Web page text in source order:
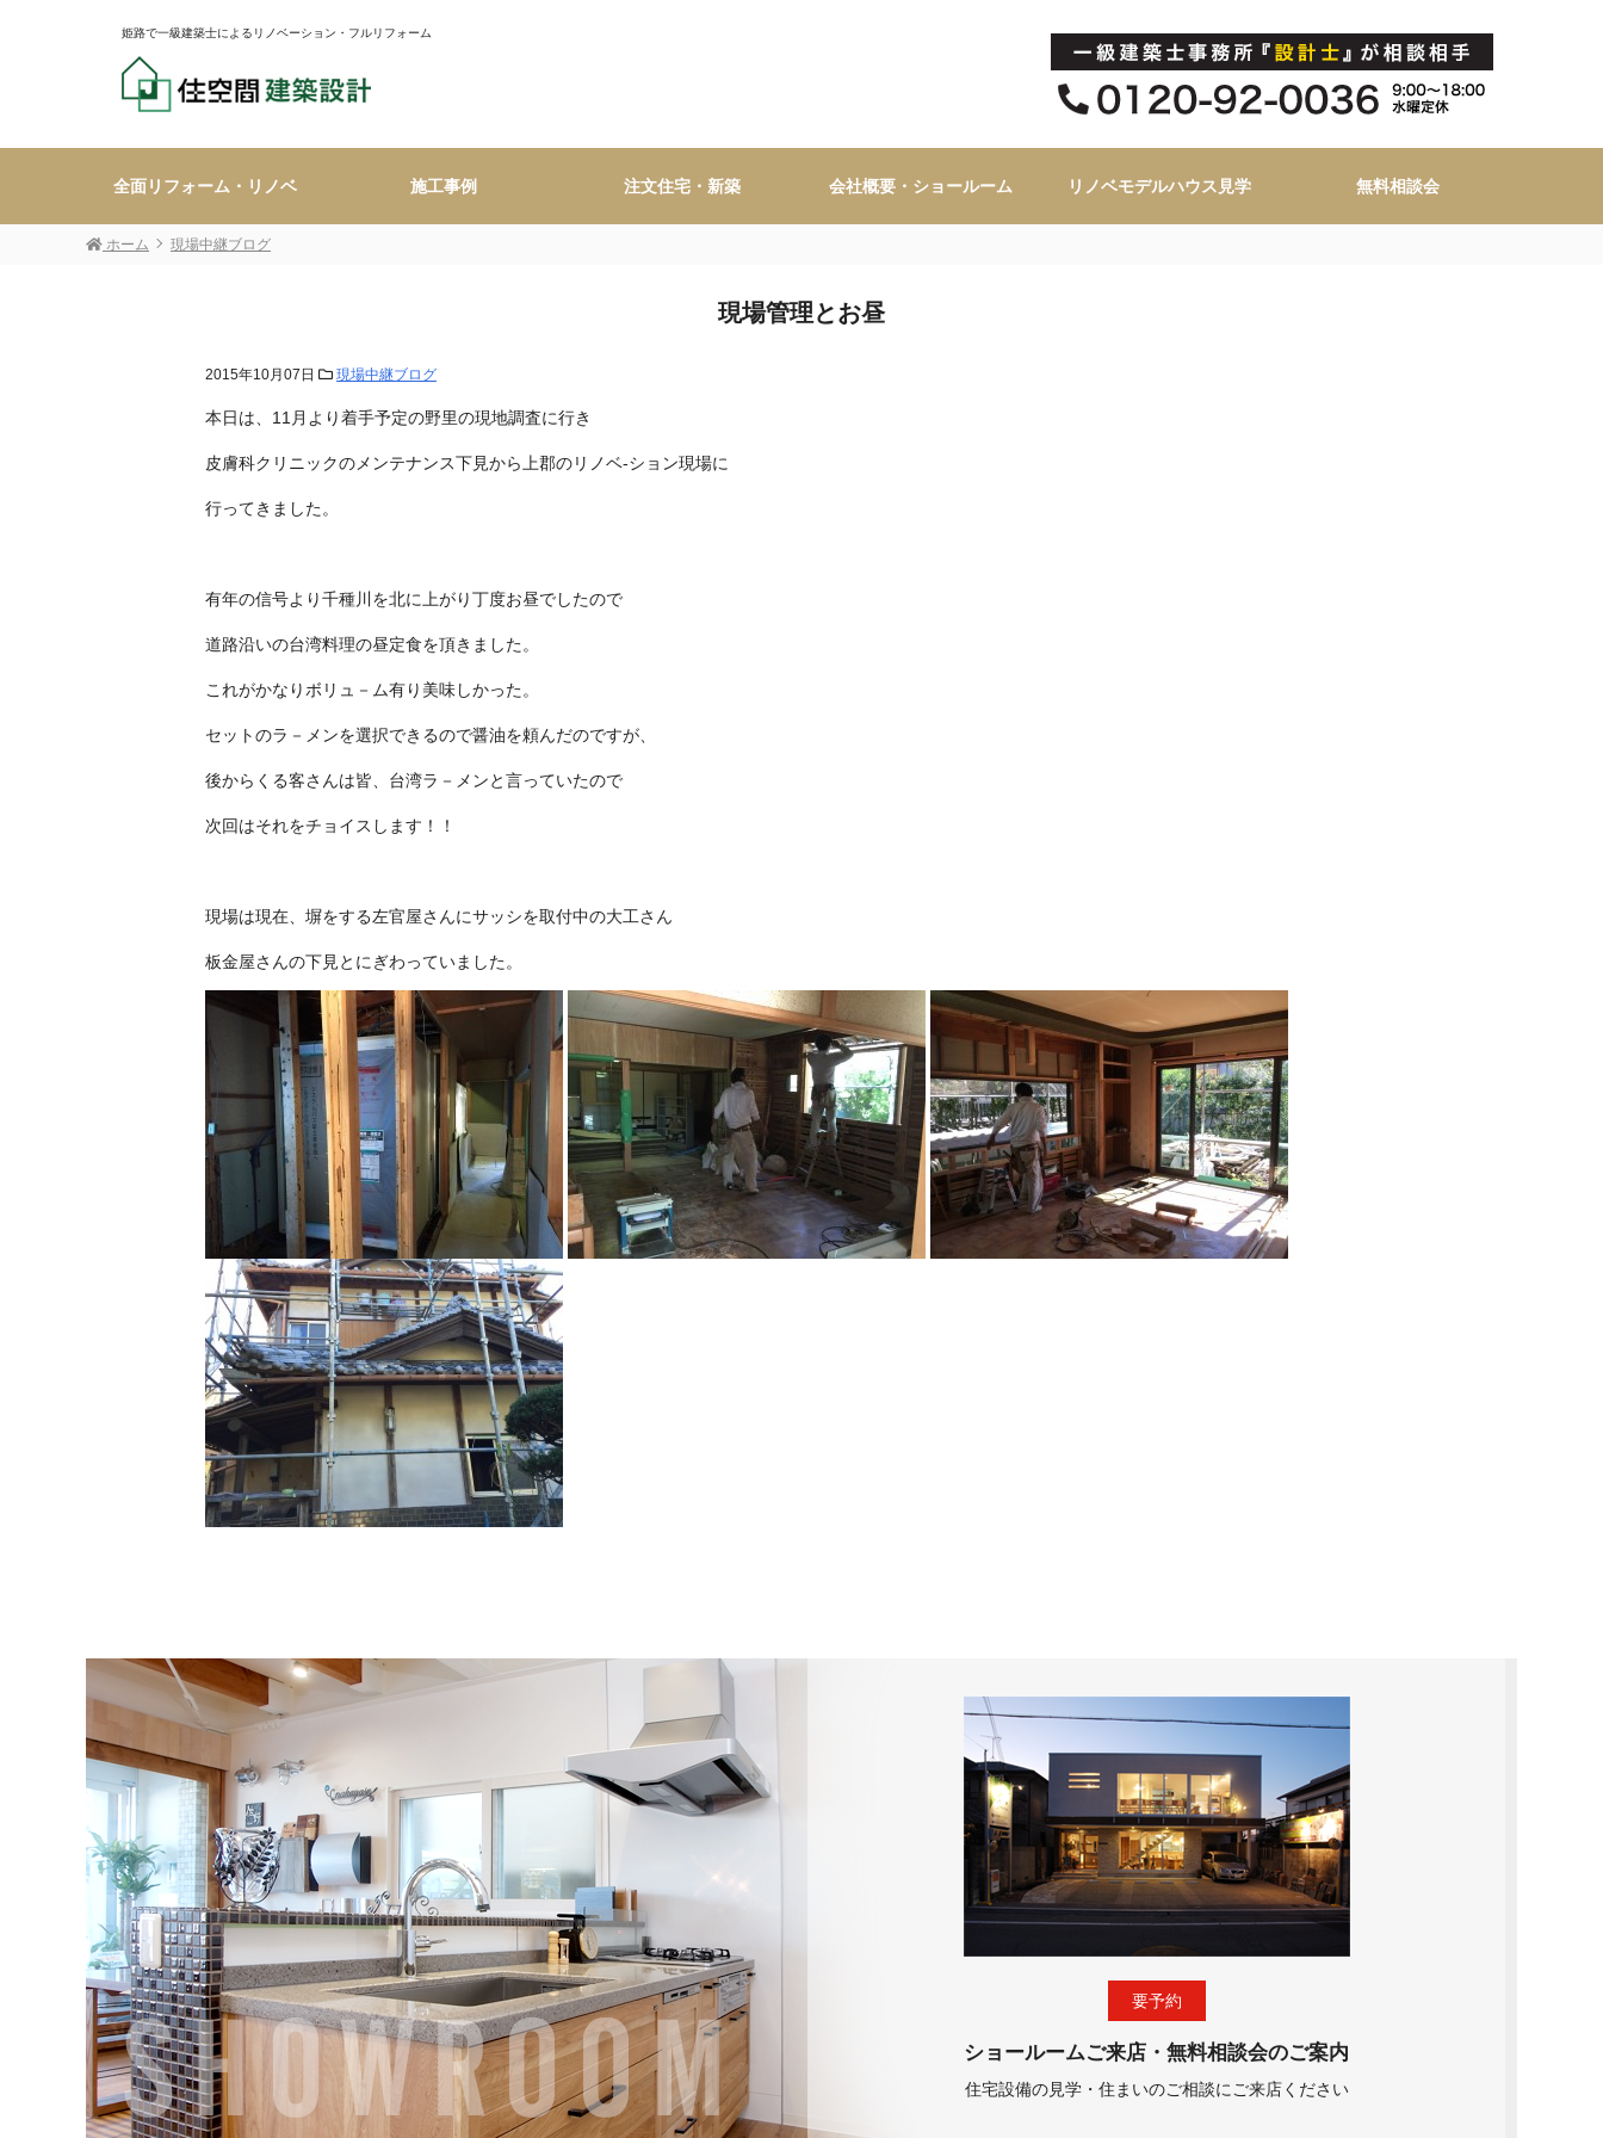
姫路で一級建築士によるリノベーション・フルリフォーム
全面リフォーム・リノベ 施工事例 注文住宅・新築 会社概要・ショールーム リノベモデルハウス見学 無料相談会
ホーム 現場中継ブログ
現場管理とお昼
2015年10月07日 現場中継ブログ
本日は、11月より着手予定の野里の現地調査に行き
皮膚科クリニックのメンテナンス下見から上郡のリノベ-ション現場に
行ってきました。
有年の信号より千種川を北に上がり丁度お昼でしたので
道路沿いの台湾料理の昼定食を頂きました。
これがかなりボリュ－ム有り美味しかった。
セットのラ－メンを選択できるので醤油を頼んだのですが、
後からくる客さんは皆、台湾ラ－メンと言っていたので
次回はそれをチョイスします！！
現場は現在、塀をする左官屋さんにサッシを取付中の大工さん
板金屋さんの下見とにぎわっていました。
要予約
ショールームご来店・無料相談会のご案内
住宅設備の見学・住まいのご相談にご来店ください